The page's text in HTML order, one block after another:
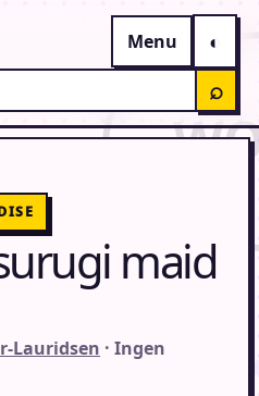
Menu
⌕
maid
Lauridsen · Ingen